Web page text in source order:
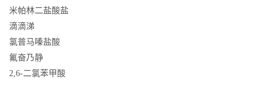
米帕林二盐酸盐
滴滴涕
氯普马嗪盐酸
氟奋乃静
2,6-二氯苯甲酸